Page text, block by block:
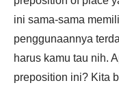
ini sama-sama
penggunaannya
harus kamu tau nih.
preposition ini? Kita